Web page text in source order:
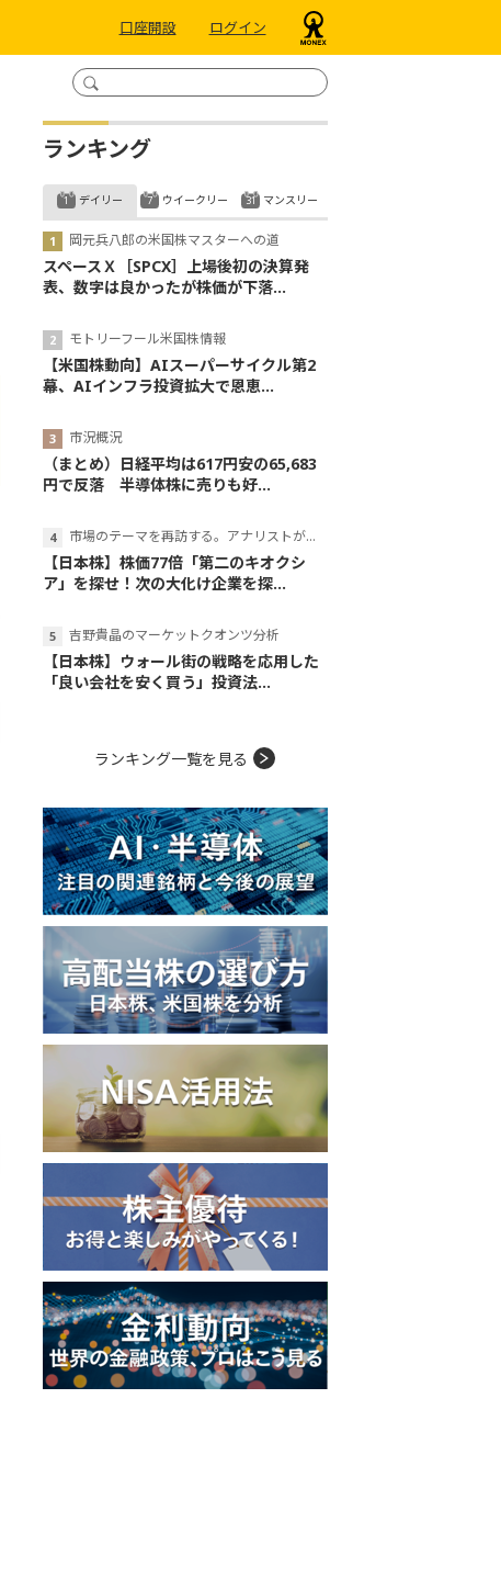
口座開設 ログイン
ランキング
デイリー
岡元兵八郎の米国株マスターへの道
スペースＸ［SPCX］上場後初の決算発
表、数字は良かったが株価が下落...
モトリーフール米国株情報
【米国株動向】AIスーパーサイクル第2
幕、AIインフラ投資拡大で恩恵...
市況概況
（まとめ）日経平均は617円安の65,683
円で反落 半導体株に売りも好...
市場のテーマを再訪する。アナリストが読み解くテーマの本質
【日本株】株価77倍「第二のキオクシ
ア」を探せ！次の大化け企業を探...
吉野貴晶のマーケットクオンツ分析
【日本株】ウォール街の戦略を応用した
「良い会社を安く買う」投資法...
ウイークリー マンスリー
ランキング一覧を見る